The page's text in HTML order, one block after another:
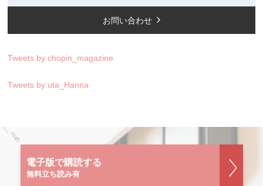
お問い合わせ
Tweets by chopin_magazine
Tweets by uta_Hanna
電子版で購読する
無料立ち読み有